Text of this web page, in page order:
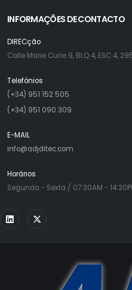
INFORMAÇÕES DE CONTACTO
DIRECção
Calle Marie Curie 9, BLQ 4, ESC 4,
Telefónios
(+34) 951 152 505
(+34) 951 090 309
E-MAIL
info@adjditec.com
Horários
Segunda - Sexta / 07:30AM -